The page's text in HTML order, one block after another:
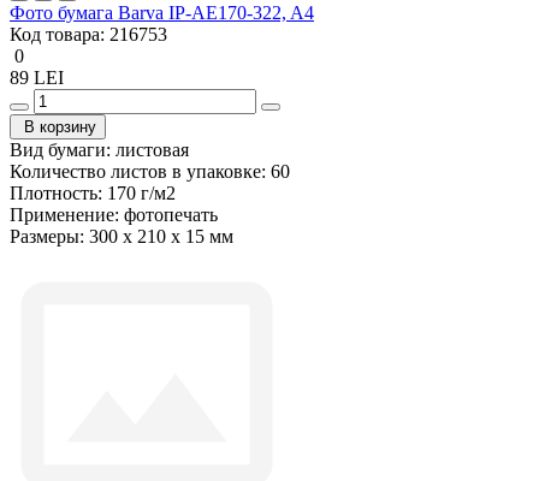
Фото бумага Barva IP-AE170-322, A4
Код товара: 216753
0
89 LEI
В корзину
Вид бумаги: листовая
Количество листов в упаковке: 60
Плотность: 170 г/м2
Применение: фотопечать
Размеры: 300 x 210 x 15 мм